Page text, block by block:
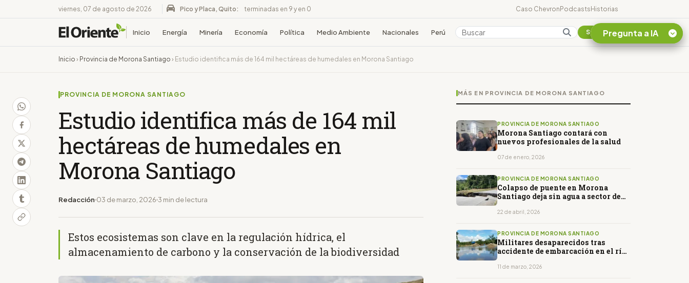
viernes, 07 de agosto de 2026 Pico y Placa, Quito: terminadas en 9 y en 0 Caso ChevronPodcastsHistorias
Inicio Energía Minería Economía Política Medio Ambiente Nacionales Perú Colombia Suscribirse
Inicio › Provincia de Morona Santiago › Estudio identifica más de 164 mil hectáreas de humedales en Morona Santiago
PROVINCIA DE MORONA SANTIAGO
Estudio identifica más de 164 mil
hectáreas de humedales en
Morona Santiago
Redacción 03 de marzo, 2026 3 min de lectura
Estos ecosistemas son clave en la regulación hídrica, el
almacenamiento de carbono y la conservación de la biodiversidad
MÁS EN PROVINCIA DE MORONA SANTIAGO
PROVINCIA DE MORONA SANTIAGO
Morona Santiago contará con
nuevos profesionales de la salud
07 de enero, 2026
PROVINCIA DE MORONA SANTIAGO
Colapso de puente en Morona
Santiago deja sin agua a sector de
22 de abril, 2026
PROVINCIA DE MORONA SANTIAGO
Militares desaparecidos tras
accidente de embarcación en el río
11 de marzo, 2026
Pregunta a IA
¿En que consiste la